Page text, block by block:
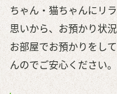
ちゃん・猫ちゃんにリ
思いから、お預かり状
お部屋でお預かりをし
んのでご安心ください。